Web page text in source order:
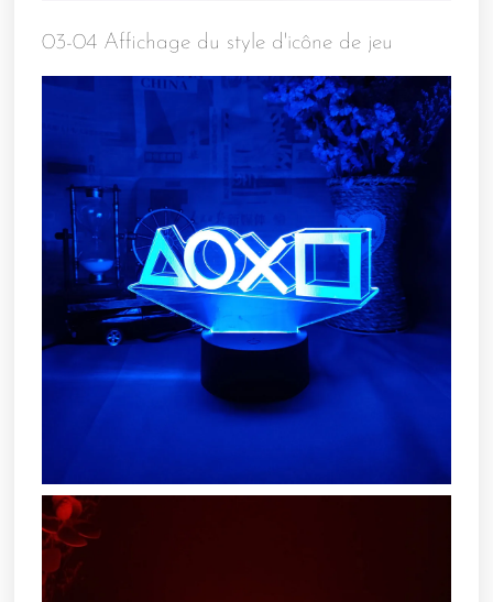
03-04 Affichage du style d'icône de jeu